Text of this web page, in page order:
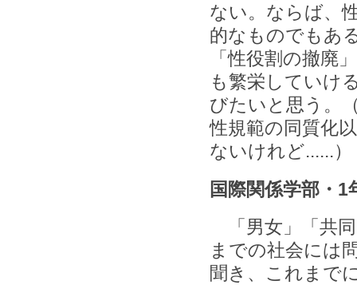
ない。ならば、
的なものでもあ
「性役割の撤廃
も繁栄していけ
びたいと思う。
性規範の同質化
ないけれど......）
国際関係学部・1
「男女」「共
までの社会には
聞き、これまで